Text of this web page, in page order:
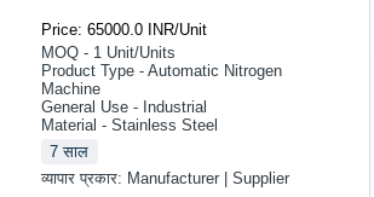
Price: 65000.0 INR/Unit
MOQ - 1 Unit/Units
Product Type - Automatic Nitrogen
Machine
General Use - Industrial
Material - Stainless Steel
7 साल
व्यापार प्रकार: Manufacturer | Supplier